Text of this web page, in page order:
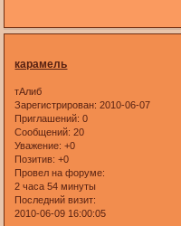
карамель
тАлиб
Зарегистрирован: 2010-06-07
Приглашений: 0
Сообщений: 20
Уважение: +0
Позитив: +0
Провел на форуме:
2 часа 54 минуты
Последний визит:
2010-06-09 16:00:05